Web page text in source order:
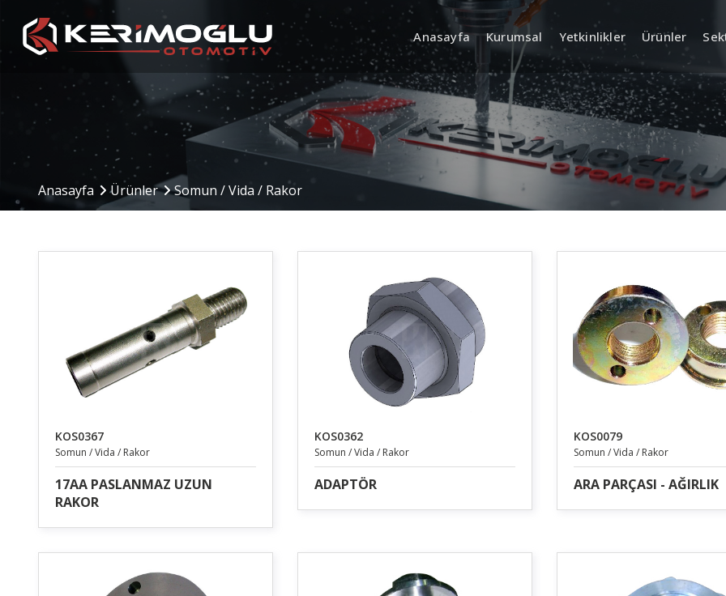
Anasayfa Kurumsal Yetkinlikler
Üretim Kabiliyetleri
CNC İşleme Merkezleri
Mekanik İşleme
Üretim Alanı
Hammadde Giriş – Ara Proses
Makine Parkuru
AR-GE (Mühendislik ve
Ürün Geliştirme)
CAD/CAM Tabanlı Teknik Çizim
Prototip ve Numune Üretimi
Kalite
Giriş, Ara
Ölçüm &
Ürünler
Anasayfa Ürünler Somun / Vida / Rakor
KOS0367
Somun / Vida / Rakor
17AA PASLANMAZ UZUN
RAKOR
KOS0362
Somun / Vida / Rakor
ADAPTÖR
KOS0079
Somun / Vida / Rakor
ARA PARÇASI - AĞIRLIK